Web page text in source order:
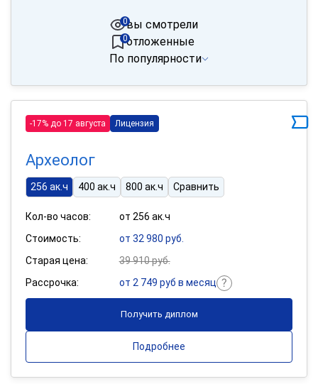
вы смотрели
0
отложенные
0
По популярности
-17% до 17 августа Лицензия
Археолог
256 ак.ч 400 ак.ч 800 ак.ч Сравнить
Кол-во часов:
от 256 ак.ч
Стоимость:
от 32 980 руб.
Старая цена:
39 910 руб.
Рассрочка:
от 2 749 руб в месяц
Получить диплом
Подробнее